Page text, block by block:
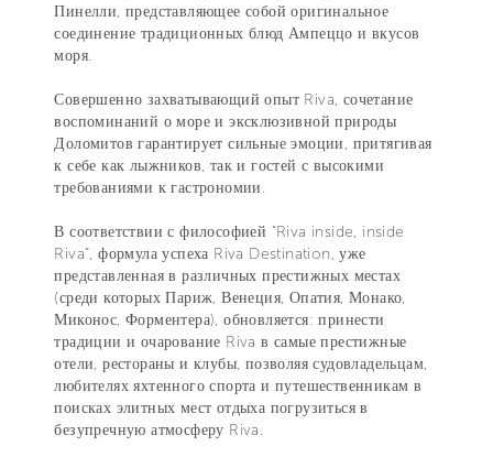
Пинелли, представляющее собой оригинальное
соединение традиционных блюд Ампеццо и вкусов
моря.
Совершенно захватывающий опыт Riva, сочетание
воспоминаний о море и эксклюзивной природы
Доломитов гарантирует сильные эмоции, притягивая
к себе как лыжников, так и гостей с высокими
требованиями к гастрономии.
В соответствии с философией “Riva inside, inside
Riva”, формула успеха Riva Destination, уже
представленная в различных престижных местах
(среди которых Париж, Венеция, Опатия, Монако,
Миконос, Форментера), обновляется: принести
традиции и очарование Riva в самые престижные
отели, рестораны и клубы, позволяя судовладельцам,
любителях яхтенного спорта и путешественникам в
поисках элитных мест отдыха погрузиться в
безупречную атмосферу Riva.